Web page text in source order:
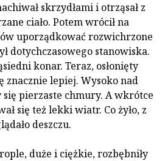
skrzydłami i otrząsał z
ciało. Potem wrócił na
uporządkować rozwichrzone
dotychczasowego stanowiska.
konar. Teraz, osłonięty
znacznie lepiej. Wysoko nad
pierzaste chmury. A wkrótce
się też lekki wiatr. Co żyło, z
deszczu.
duże i ciężkie, rozbębniły